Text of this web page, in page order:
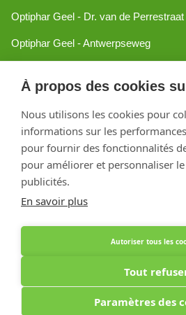
À propos des cookies
Nous utilisons les cookies pour
informations sur les
pour fournir des fonctionnalités
pour améliorer et personnaliser
publicités.
En savoir plus
Autoriser tous les
Tout
Paramètres des
Optiphar Geel - Dr. van de Perrestraat
Optiphar Geel - Antwerpseweg
Optiphar Mol
Créé avec
Optiphar Apotheek (Dermatheek BVBA) -